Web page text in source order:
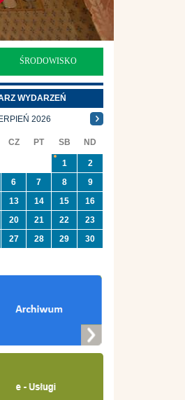
ŚRODOWISKO
WYDARZEŃ
2026
CZ PT SB ND
1
2
6 7 8
9
13 14 15
16
20 21 22
23
27 28 29
30